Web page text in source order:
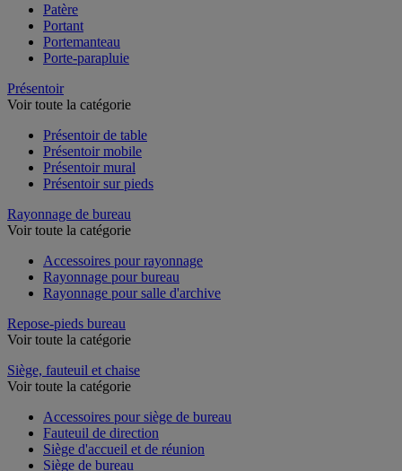
Patère
Portant
Portemanteau
Porte-parapluie
Présentoir
Voir toute la catégorie
Présentoir de table
Présentoir mobile
Présentoir mural
Présentoir sur pieds
Rayonnage de bureau
Voir toute la catégorie
Accessoires pour rayonnage
Rayonnage pour bureau
Rayonnage pour salle d'archive
Repose-pieds bureau
Voir toute la catégorie
Siège, fauteuil et chaise
Voir toute la catégorie
Accessoires pour siège de bureau
Fauteuil de direction
Siège d'accueil et de réunion
Siège de bureau